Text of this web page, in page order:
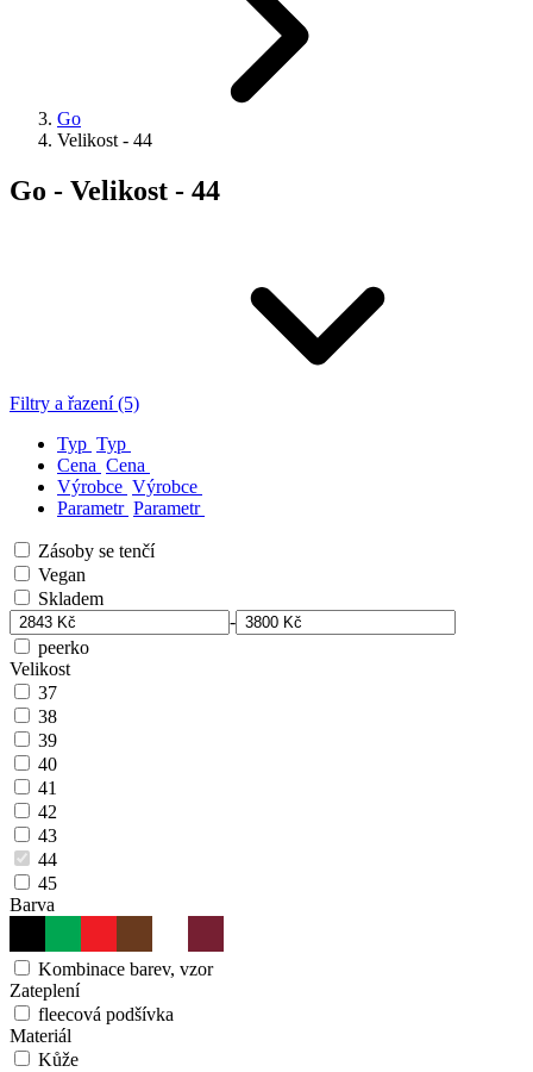
Go
Velikost - 44
Go - Velikost - 44
Filtry a řazení (5)
Typ Typ
Cena Cena
Výrobce Výrobce
Parametr Parametr
Zásoby se tenčí
Vegan
Skladem
-
peerko
Velikost
37
38
39
40
41
42
43
44
45
Barva
Kombinace barev, vzor
Zateplení
fleecová podšívka
Materiál
Kůže